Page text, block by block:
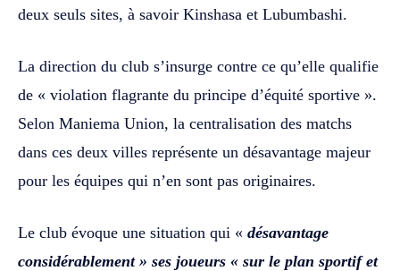
deux seuls sites, à savoir Kinshasa et Lubumbashi.
La direction du club s’insurge contre ce qu’elle qualifie
de « violation flagrante du principe d’équité sportive ».
Selon Maniema Union, la centralisation des matchs
dans ces deux villes représente un désavantage majeur
pour les équipes qui n’en sont pas originaires.
Le club évoque une situation qui « désavantage
considérablement » ses joueurs « sur le plan sportif et